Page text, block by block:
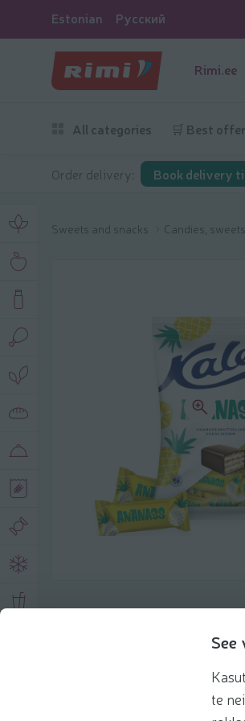
See
te
Estonian Русский
Rimi.ee
All categories 🛒 Best
Order delivery: Book delivery
Sweets and snacks Candies, sweets